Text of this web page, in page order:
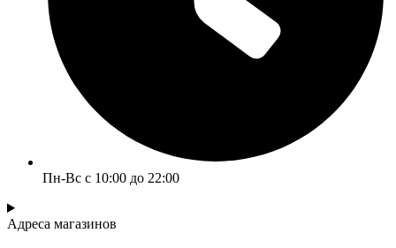
Пн-Вс с 10:00 до 22:00
Адреса магазинов